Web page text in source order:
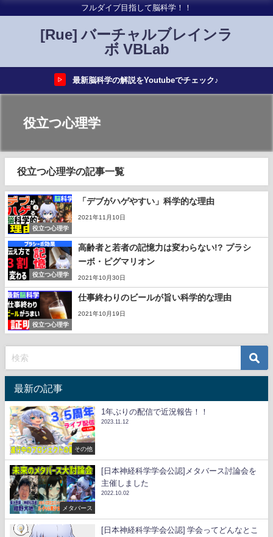
フルダイブ目指して脳科学！！
[Rue] バーチャルブレインラ
ボ VBLab
▷ 最新脳科学の解説をYoutubeでチェック♪
役立つ心理学
役立つ心理学の記事一覧
役立つ心理学
「デブがハゲやすい」科学的な理由
2021年11月10日
役立つ心理学
高齢者と若者の記憶力は変わらない!? プラシ
ーボ・ピグマリオン
2021年10月30日
役立つ心理学
仕事終わりのビールが旨い科学的な理由
2021年10月19日
最新の記事
その他
1年ぶりの配信で近況報告！！
2023.11.12
メタバース
[日本神経科学学会公認]メタバース討論会を
主催しました
2022.10.02
[日本神経科学学会公認] 学会ってどんなとこ